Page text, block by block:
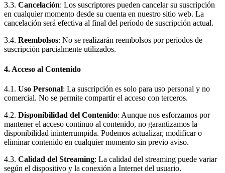
3.3. Cancelación: Los suscriptores pueden cancelar su suscripción
en cualquier momento desde su cuenta en nuestro sitio web. La
cancelación será efectiva al final del período de suscripción actual.
3.4. Reembolsos: No se realizarán reembolsos por períodos de
suscripción parcialmente utilizados.
4. Acceso al Contenido
4.1. Uso Personal: La suscripción es solo para uso personal y no
comercial. No se permite compartir el acceso con terceros.
4.2. Disponibilidad del Contenido: Aunque nos esforzamos por
mantener el acceso continuo al contenido, no garantizamos la
disponibilidad ininterrumpida. Podemos actualizar, modificar o
eliminar contenido en cualquier momento sin previo aviso.
4.3. Calidad del Streaming: La calidad del streaming puede variar
según el dispositivo y la conexión a Internet del usuario.